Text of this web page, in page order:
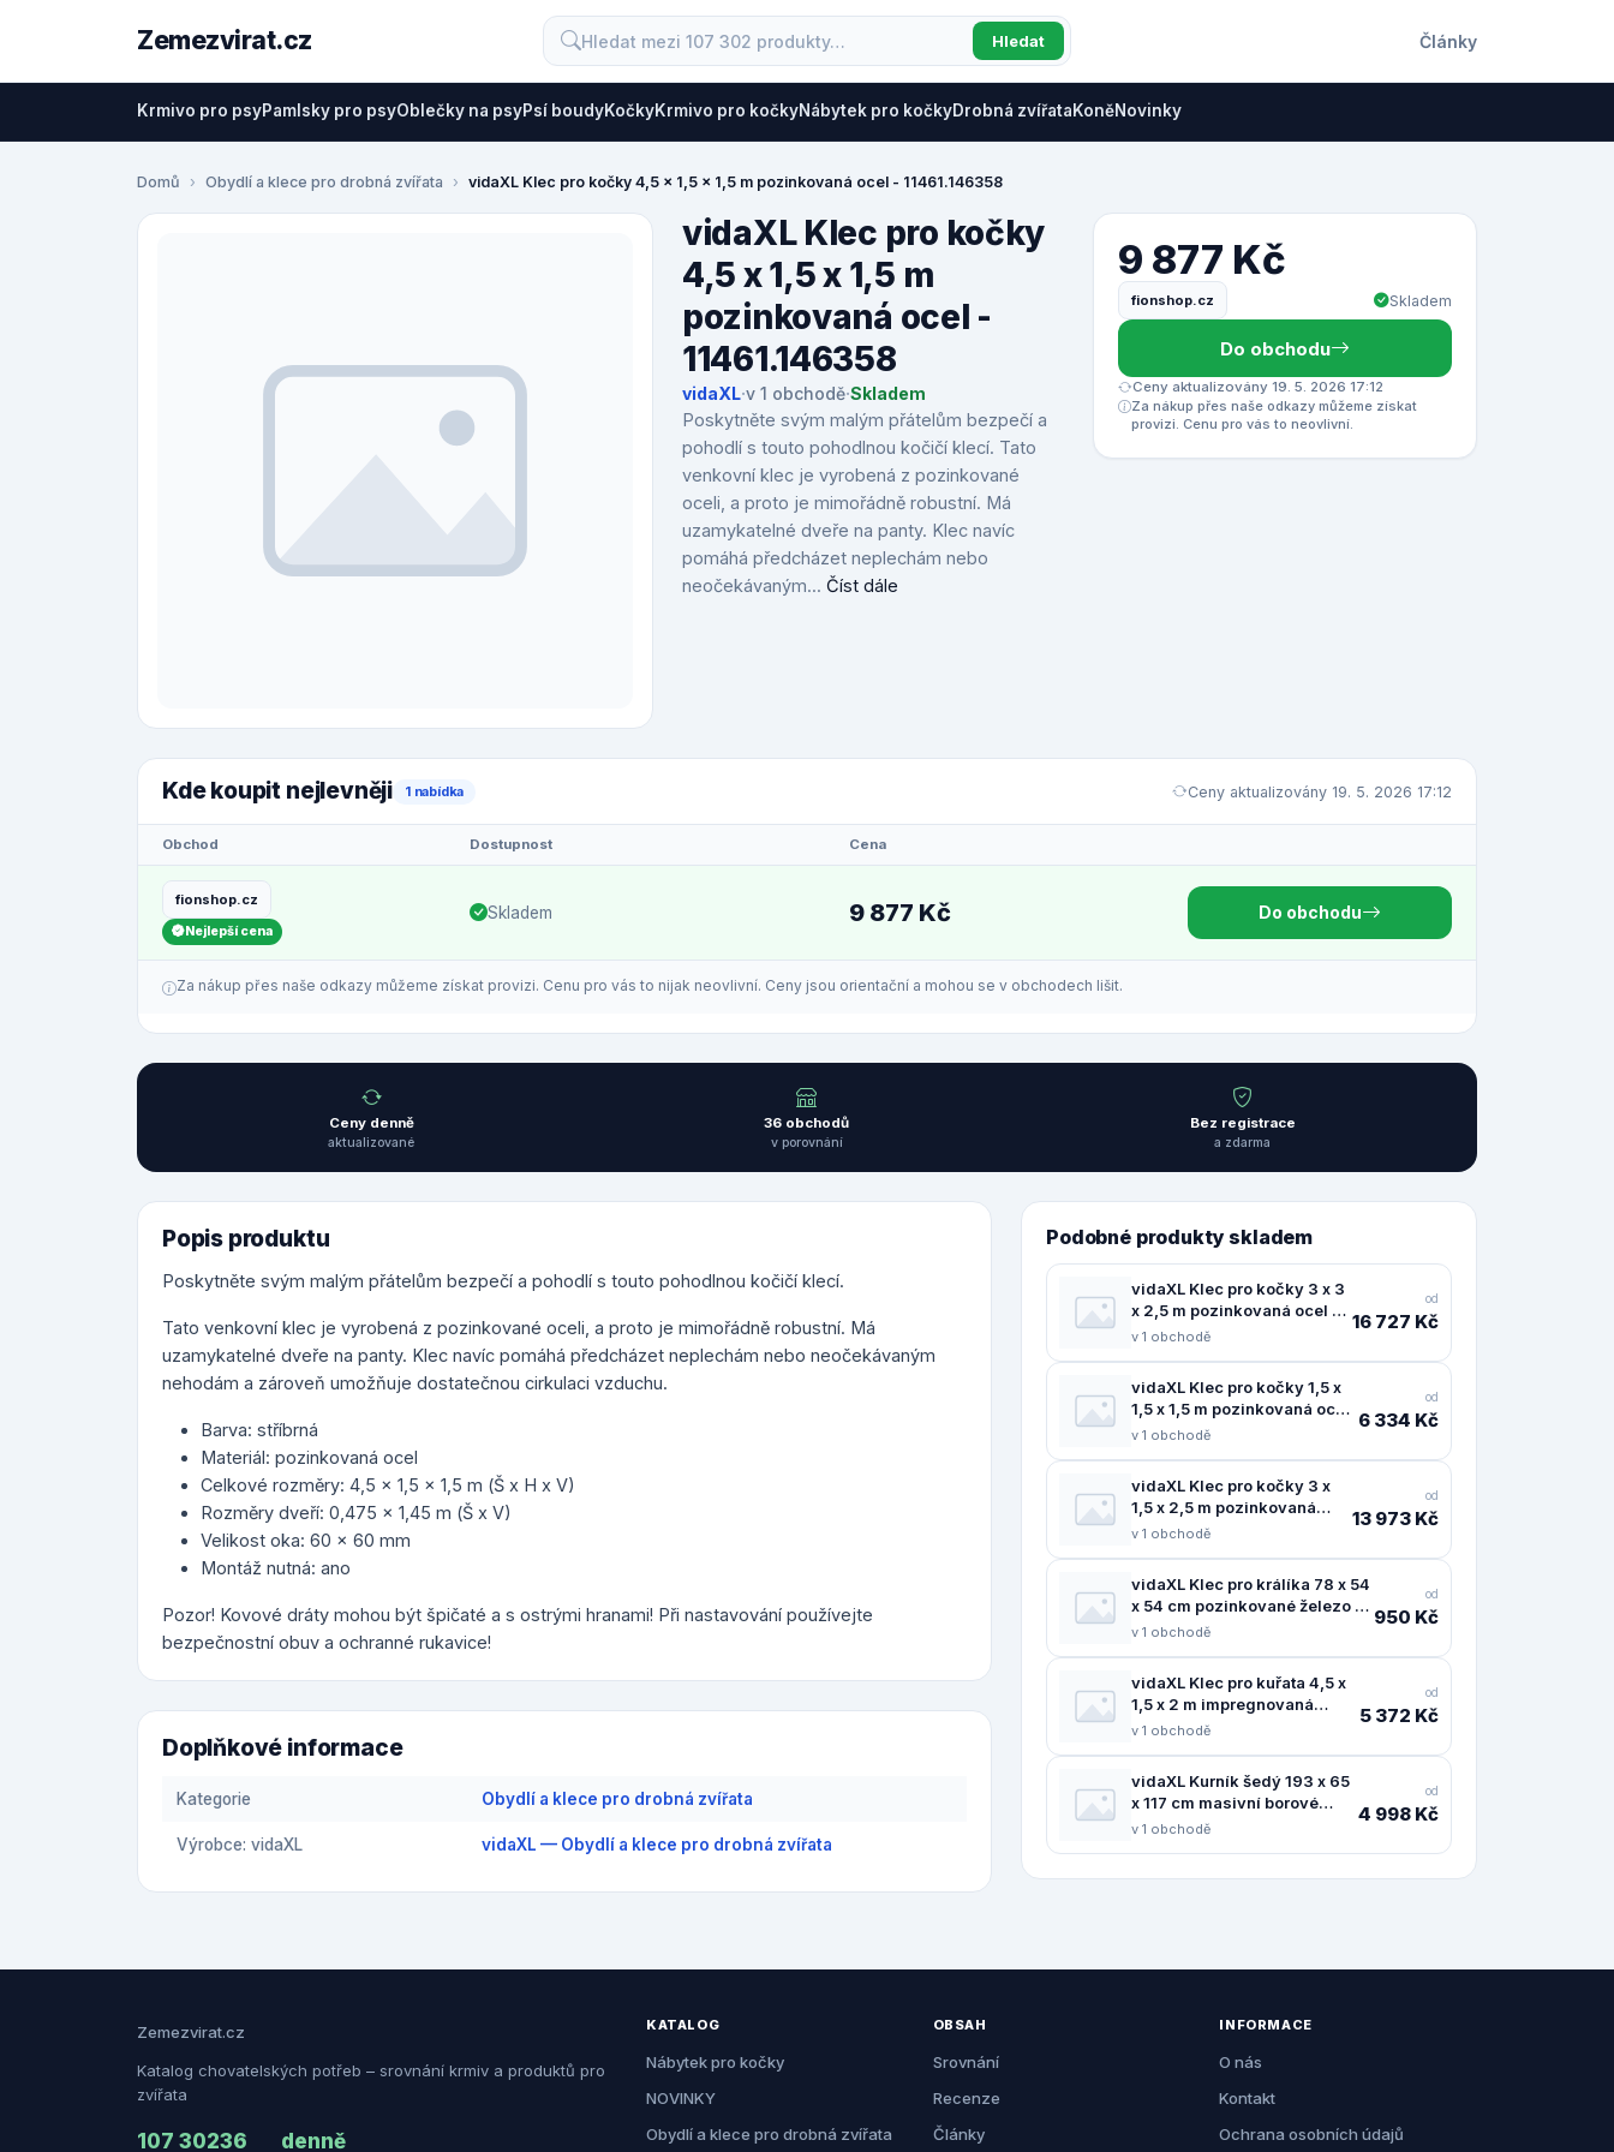
Zemezvirat.cz Hledat Články
Krmivo pro psyPamlsky pro psyOblečky na psyPsí boudyKočkyKrmivo pro kočkyNábytek pro kočkyDrobná zvířataKoněNovinky
Domů Obydlí a klece pro drobná zvířata vidaXL Klec pro kočky 4,5 x 1,5 x 1,5 m pozinkovaná ocel - 11461.146358
vidaXL Klec pro kočky
4,5 x 1,5 x 1,5 m
pozinkovaná ocel -
11461.146358
vidaXL·v 1 obchodě·Skladem
Poskytněte svým malým přátelům bezpečí a
pohodlí s touto pohodlnou kočičí klecí. Tato
venkovní klec je vyrobená z pozinkované
oceli, a proto je mimořádně robustní. Má
uzamykatelné dveře na panty. Klec navíc
pomáhá předcházet neplechám nebo
neočekávaným... Číst dále
9 877 Kč
fionshop.cz Skladem
Do obchodu
Ceny aktualizovány 19. 5. 2026 17:12
Za nákup přes naše odkazy můžeme získat
provizi. Cenu pro vás to neovlivní.
Kde koupit nejlevněji 1 nabídka Ceny aktualizovány 19. 5. 2026 17:12
Obchod Dostupnost Cena
fionshop.cz
Nejlepší cena
Skladem 9 877 Kč Do obchodu
Za nákup přes naše odkazy můžeme získat provizi. Cenu pro vás to nijak neovlivní. Ceny jsou orientační a mohou se v obchodech lišit.
Ceny denně
aktualizované
36 obchodů
v porovnání
Bez registrace
a zdarma
Popis produktu
Poskytněte svým malým přátelům bezpečí a pohodlí s touto pohodlnou kočičí klecí.
Tato venkovní klec je vyrobená z pozinkované oceli, a proto je mimořádně robustní. Má
uzamykatelné dveře na panty. Klec navíc pomáhá předcházet neplechám nebo neočekávaným
nehodám a zároveň umožňuje dostatečnou cirkulaci vzduchu.
Barva: stříbrná
Materiál: pozinkovaná ocel
Celkové rozměry: 4,5 x 1,5 x 1,5 m (Š x H x V)
Rozměry dveří: 0,475 x 1,45 m (Š x V)
Velikost oka: 60 x 60 mm
Montáž nutná: ano
Pozor! Kovové dráty mohou být špičaté a s ostrými hranami! Při nastavování používejte
bezpečnostní obuv a ochranné rukavice!
Doplňkové informace
Kategorie Obydlí a klece pro drobná zvířata
Výrobce: vidaXL vidaXL — Obydlí a klece pro drobná zvířata
Podobné produkty skladem
vidaXL Klec pro kočky 3 x 3
x 2,5 m pozinkovaná ocel -
11461.146361
v 1 obchodě
od
16 727 Kč
vidaXL Klec pro kočky 1,5 x
1,5 x 1,5 m pozinkovaná ocel
- 11461.146356
v 1 obchodě
od
6 334 Kč
vidaXL Klec pro kočky 3 x
1,5 x 2,5 m pozinkovaná
ocel - 11461.146360
v 1 obchodě
od
13 973 Kč
vidaXL Klec pro králíka 78 x 54
x 54 cm pozinkované železo -
11461.171567
v 1 obchodě
od
950 Kč
vidaXL Klec pro kuřata 4,5 x
1,5 x 2 m impregnovaná
borovice - 11461.278401
v 1 obchodě
od
5 372 Kč
vidaXL Kurník šedý 193 x 65
x 117 cm masivní borové
dřevo - 11461.172233
v 1 obchodě
od
4 998 Kč
Zemezvirat.cz
Katalog chovatelských potřeb – srovnání krmiv a produktů pro
zvířata
107 30236 denně
KATALOG
Nábytek pro kočky
NOVINKY
Obydlí a klece pro drobná zvířata
OBSAH
Srovnání
Recenze
Články
INFORMACE
O nás
Kontakt
Ochrana osobních údajů